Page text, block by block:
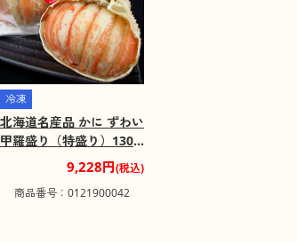
冷凍
北海道名産品 かに ずわい
甲羅盛り（特盛り）130
ｇ×2個入り 【送料込み】
【お届け不可地域：沖
縄・離島】
9,228円(税込)
商品番号：0121900042